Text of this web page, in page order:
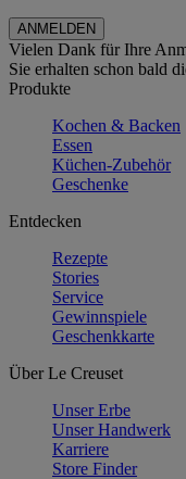
Vielen Dank für Ihre
Sie erhalten schon bald
Produkte
Kochen & Backen
Essen
Küchen-Zubehör
Geschenke
Entdecken
Rezepte
Stories
Service
Gewinnspiele
Geschenkkarte
Über Le Creuset
Unser Erbe
Unser Handwerk
Karriere
Store Finder